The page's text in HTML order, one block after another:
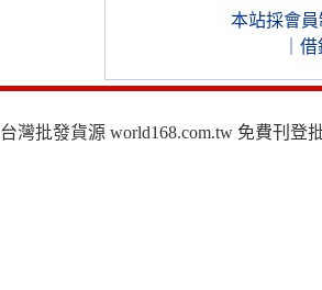
本站採會員
借
台灣批發貨源 world168.com.tw 免費刊登